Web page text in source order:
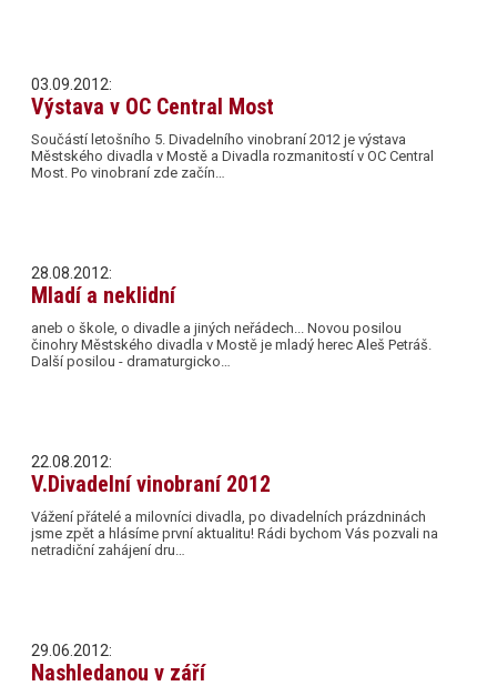
03.09.2012:
Výstava v OC Central Most
Součástí letošního 5. Divadelního vinobraní 2012 je výstava
Městského divadla v Mostě a Divadla rozmanitostí v OC Central
Most. Po vinobraní zde začín…
28.08.2012:
Mladí a neklidní
aneb o škole, o divadle a jiných neřádech... Novou posilou
činohry Městského divadla v Mostě je mladý herec Aleš Petráš.
Další posilou - dramaturgicko…
22.08.2012:
V.Divadelní vinobraní 2012
Vážení přátelé a milovníci divadla, po divadelních prázdninách
jsme zpět a hlásíme první aktualitu! Rádi bychom Vás pozvali na
netradiční zahájení dru…
29.06.2012:
Nashledanou v září